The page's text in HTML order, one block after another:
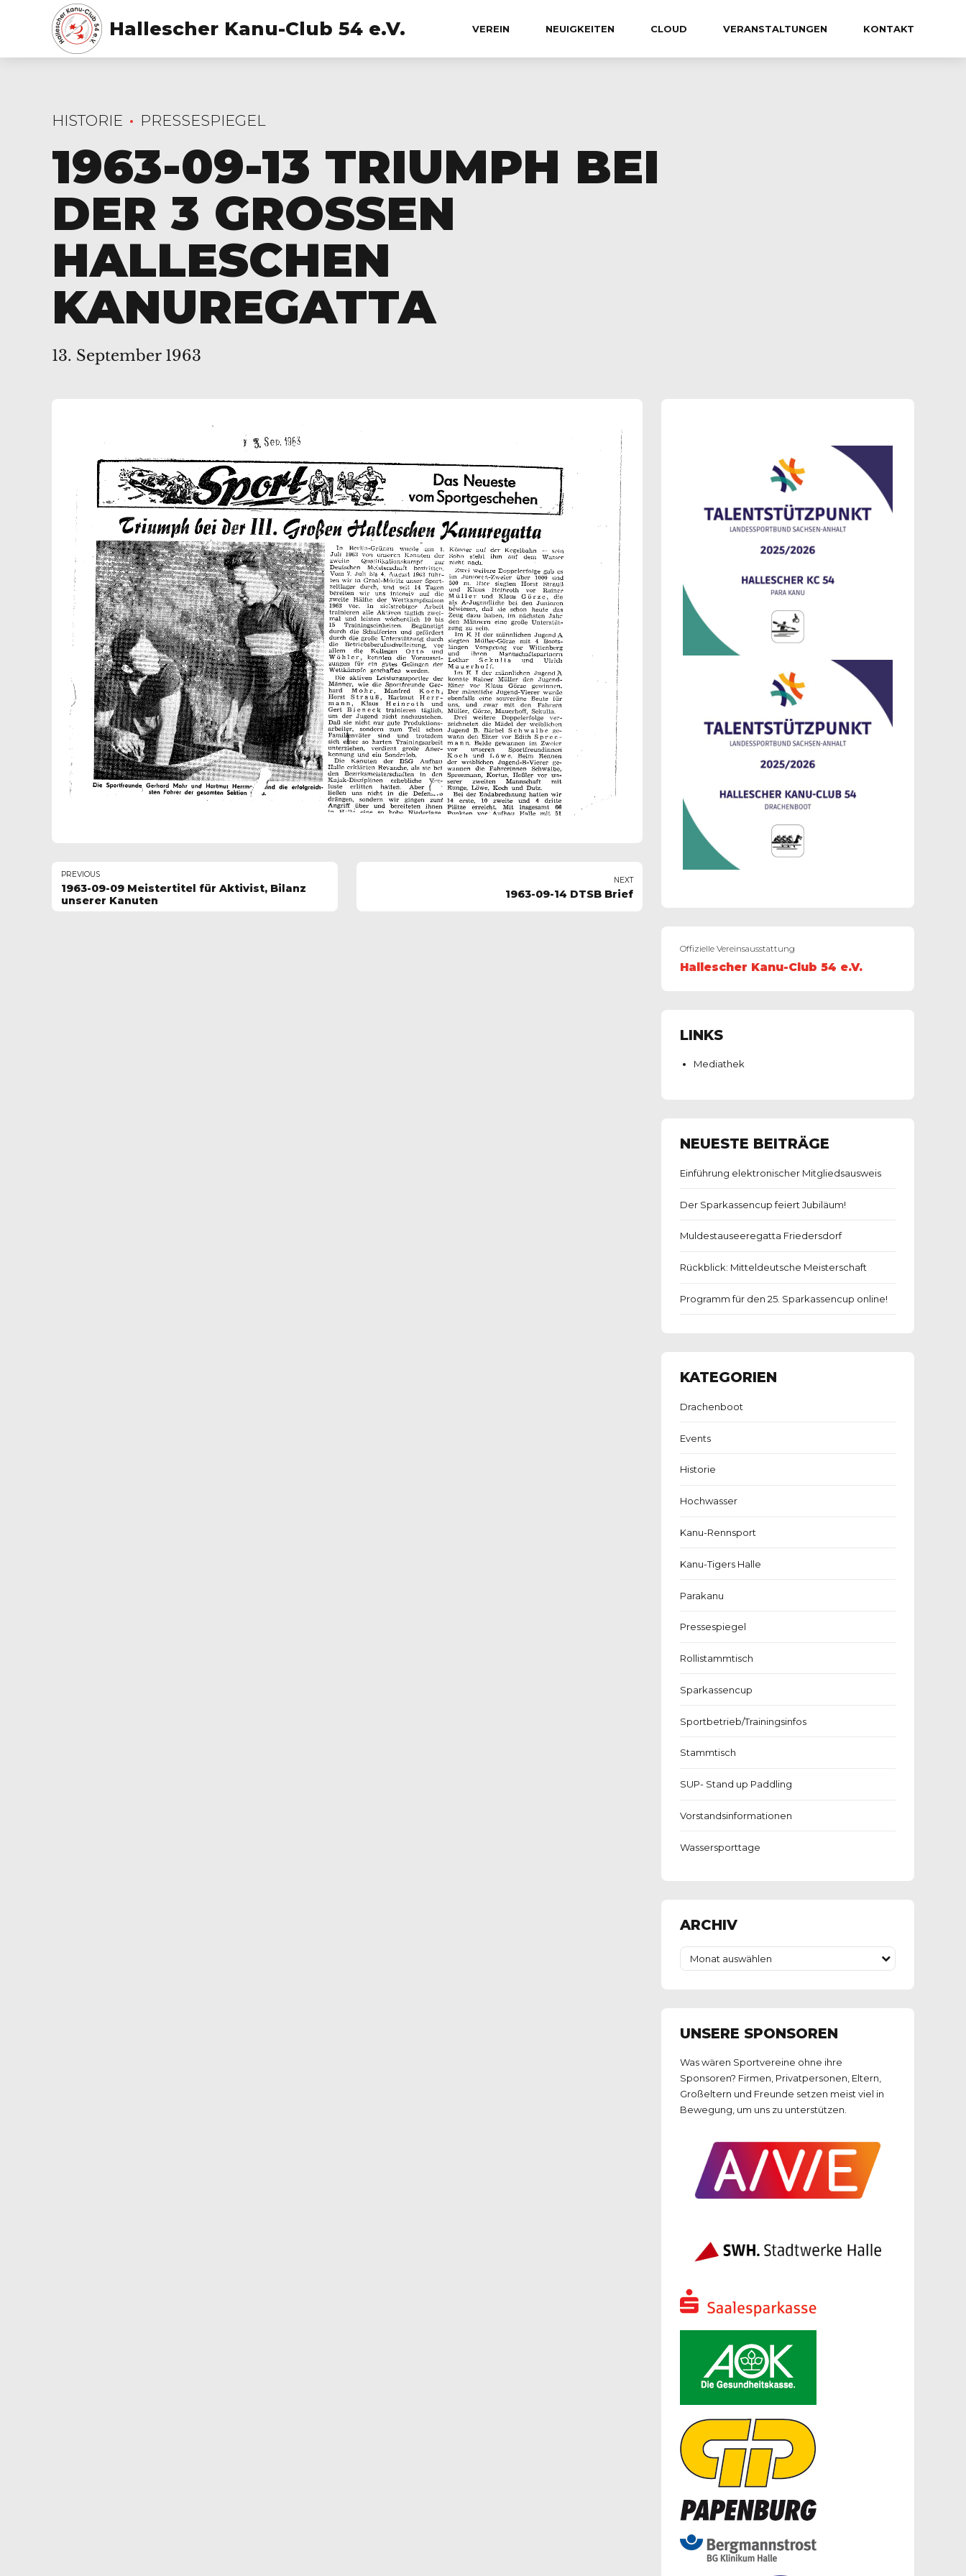
Hallescher Kanu-Club 54 e.V. VEREIN NEUIGKEITEN CLOUD VERANSTALTUNGEN KONTAKT
HISTORIE PRESSESPIEGEL
1963-09-13 TRIUMPH BEI
DER 3 GROSSEN H
ALLESCHEN K
ANUREGATTA
13. September 1963
PREVIOUS
1963-09-09 Meistertitel für Aktivist, Bilanz
unserer Kanuten
NEXT
1963-09-14 DTSB Brief
Offizielle Vereinsausstattung
Hallescher Kanu-Club 54 e.V.
LINKS
Mediathek
NEUESTE BEITRÄGE
Einführung elektronischer Mitgliedsausweis
Der Sparkassencup feiert Jubiläum!
Muldestauseeregatta Friedersdorf
Rückblick: Mitteldeutsche Meisterschaft
Programm für den 25. Sparkassencup online!
KATEGORIEN
Drachenboot
Events
Historie
Hochwasser
Kanu-Rennsport
Kanu-Tigers Halle
Parakanu
Pressespiegel
Rollistammtisch
Sparkassencup
Sportbetrieb/Trainingsinfos
Stammtisch
SUP- Stand up Paddling
Vorstandsinformationen
Wassersporttage
ARCHIV
Monat auswählen
UNSERE SPONSOREN
Was wären Sportvereine ohne ihre
Sponsoren? Firmen, Privatpersonen, Eltern,
Großeltern und Freunde setzen meist viel in
Bewegung, um uns zu unterstützen.